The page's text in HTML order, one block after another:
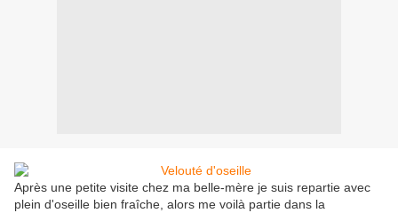
Après une petite visite chez ma belle-mère je suis repartie avec
plein d'oseille bien fraîche, alors me voilà partie dans la